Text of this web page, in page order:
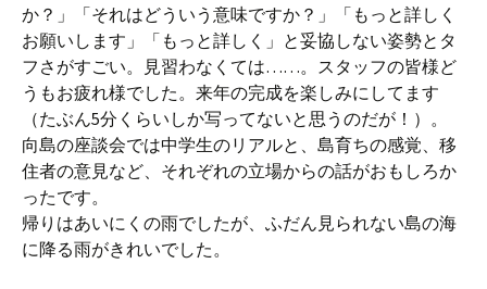
か？」「それはどういう意味ですか？」「もっと詳しく
お願いします」「もっと詳しく」と妥協しない姿勢とタ
フさがすごい。見習わなくては……。スタッフの皆様ど
うもお疲れ様でした。来年の完成を楽しみにしてます
（たぶん5分くらいしか写ってないと思うのだが！）。
向島の座談会では中学生のリアルと、島育ちの感覚、移
住者の意見など、それぞれの立場からの話がおもしろか
ったです。
帰りはあいにくの雨でしたが、ふだん見られない島の海
に降る雨がきれいでした。